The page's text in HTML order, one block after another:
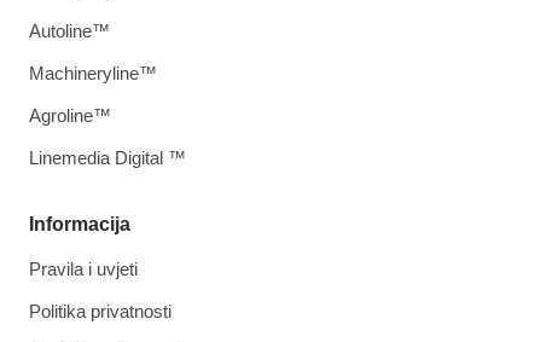
Informacija
Pravila i uvjeti
Politika privatnosti
Autoline™
Machineryline™
Agroline™
Linemedia Digital ™